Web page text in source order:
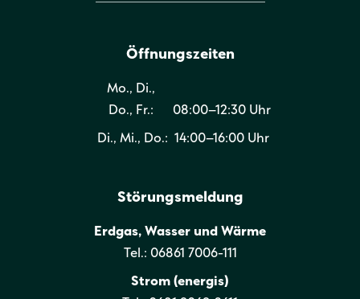
Öffnungszeiten
Mo., Di.,
Do., Fr.:
08:00–12:30 Uhr
Di., Mi., Do.: 14:00–16:00 Uhr
Störungsmeldung
Erdgas, Wasser und Wärme
Tel.: 06861 7006-111
Strom (energis)